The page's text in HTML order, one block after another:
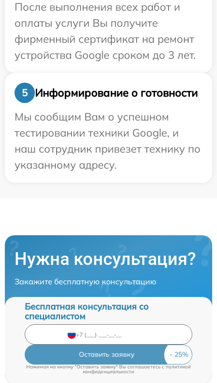
После выполнения всех работ и
оплаты услуги Вы получите
фирменный сертификат на ремонт
устройства Google сроком до 3 лет.
5
Информирование о готовности
Мы сообщим Вам о успешном
тестировании техники Google, и
наш сотрудник привезет технику по
указанному адресу.
Нужна консультация?
Закажите бесплатную консультацию
Бесплатная консультация со
специалистом
Оставить заявку
Нажимая на кнопку "Оставить заявку" Вы соглашаетесь c политикой
конфиденциальности